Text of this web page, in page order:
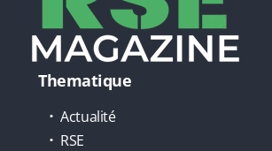
Thematique
Actualité
RSE